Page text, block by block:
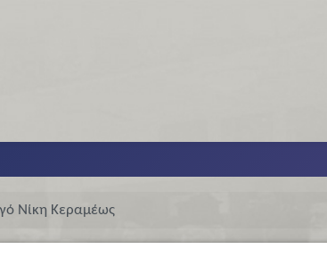
Νίκη Κεραμέως